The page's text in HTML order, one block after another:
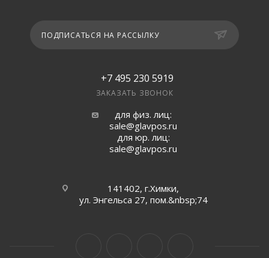
ПОДПИСАТЬСЯ НА РАССЫЛКУ
+7 495 230 5919
ЗАКАЗАТЬ ЗВОНОК
для физ. лиц:
sale@glavpos.ru
для юр. лиц:
sale@glavpos.ru
141402, г.Химки,
ул. Энгельса 27, пом.&nbsp;74